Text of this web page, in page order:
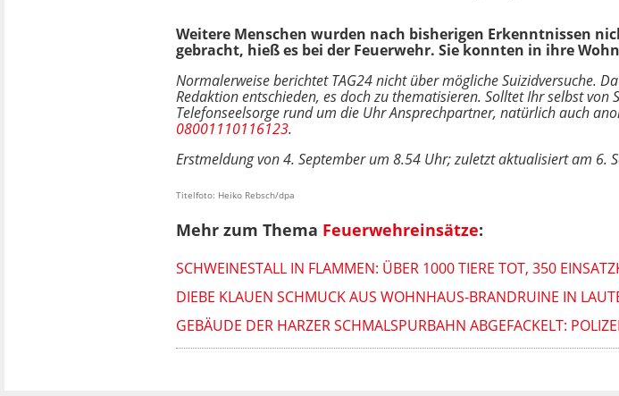
Weitere Menschen wurden nach bisherigen Erkenntnissen
gebracht, hieß es bei der Feuerwehr. Sie konnten in ihre
Normalerweise berichtet TAG24 nicht über mögliche Suizidversuche.
Redaktion entschieden, es doch zu thematisieren. Solltet Ihr selbst von
Telefonseelsorge rund um die Uhr Ansprechpartner, natürlich auch
08001110116123.
Erstmeldung von 4. September um 8.54 Uhr; zuletzt aktualisiert am 6.
Titelfoto: Heiko Rebsch/dpa
Mehr zum Thema Feuerwehreinsätze:
SCHWEINESTALL IN FLAMMEN: ÜBER 1000 TIERE TOT, 350
DIEBE KLAUEN SCHMUCK AUS WOHNHAUS-BRANDRUINE IN
GEBÄUDE DER HARZER SCHMALSPURBAHN ABGEFACKELT: